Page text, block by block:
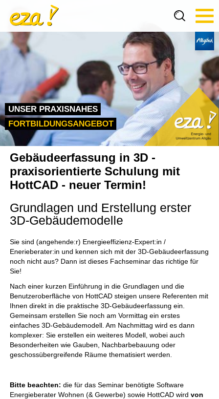
UNSER PRAXISNAHES
FORTBILDUNGSANGEBOT
Gebäudeerfassung in 3D -
praxisorientierte Schulung mit
HottCAD - neuer Termin!
Grundlagen und Erstellung erster
3D-Gebäudemodelle
Sie sind (angehende:r) Energieeffizienz-Expert:in /
Enerieberater:in und kennen sich mit der 3D-Gebäudeerfassung
noch nicht aus? Dann ist dieses Fachseminar das richtige für
Sie!
Nach einer kurzen Einführung in die Grundlagen und die
Benutzeroberfläche von HottCAD steigen unsere Referenten mit
Ihnen direkt in die praktische 3D-Gebäudeerfassung ein.
Gemeinsam erstellen Sie noch am Vormittag ein erstes
einfaches 3D-Gebäudemodell. Am Nachmittag wird es dann
komplexer: Sie erstellen ein weiteres Modell, wobei auch
Besonderheiten wie Gauben, Nachbarbebauung oder
geschossübergreifende Räume thematisiert werden.
Bitte beachten: die für das Seminar benötigte Software
Energieberater Wohnen (& Gewerbe) sowie HottCAD wird von